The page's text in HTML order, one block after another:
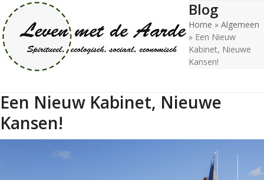
Skip
to
content
Open
mobile
menu
Close
mobile
menu
Blog
Home » Algemeen
» Een Nieuw
Kabinet, Nieuwe
Kansen!
Een Nieuw Kabinet, Nieuwe
Kansen!